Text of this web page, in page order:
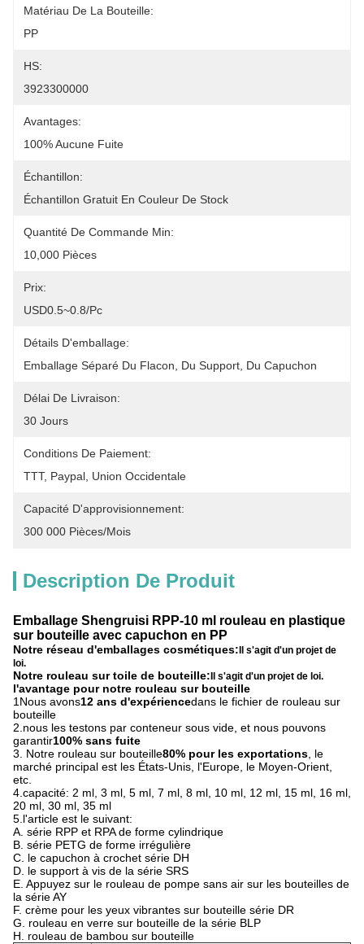
Matériau De La Bouteille:
PP
HS:
3923300000
Avantages:
100% Aucune Fuite
Échantillon:
Échantillon Gratuit En Couleur De Stock
Quantité De Commande Min:
10,000 Pièces
Prix:
USD0.5~0.8/pc
Détails D'emballage:
Emballage Séparé Du Flacon, Du Support, Du Capuchon
Délai De Livraison:
30 Jours
Conditions De Paiement:
TTT, Paypal, Union Occidentale
Capacité D'approvisionnement:
300 000 Pièces/mois
Description De Produit
Emballage Shengruisi RPP-10 ml rouleau en plastique
sur bouteille avec capuchon en PP
Notre réseau d'emballages cosmétiques: Il s'agit d'un projet de
loi.
Notre rouleau sur toile de bouteille: Il s'agit d'un projet de loi.
l'avantage pour notre rouleau sur bouteille
1Nous avons12 ans d'expériencedans le fichier de rouleau sur
bouteille
2.nous les testons par conteneur sous vide, et nous pouvons
garantir100% sans fuite
3. Notre rouleau sur bouteille80% pour les exportations , le
marché principal est les États-Unis, l'Europe, le Moyen-Orient,
etc.
4.capacité: 2 ml, 3 ml, 5 ml, 7 ml, 8 ml, 10 ml, 12 ml, 15 ml, 16 ml,
20 ml, 30 ml, 35 ml
5.l'article est le suivant:
A. série RPP et RPA de forme cylindrique
B. série PETG de forme irrégulière
C. le capuchon à crochet série DH
D. le support à vis de la série SRS
E. Appuyez sur le rouleau de pompe sans air sur les bouteilles de
la série AY
F. crème pour les yeux vibrantes sur bouteille série DR
G. rouleau en verre sur bouteille de la série BLP
H. rouleau de bambou sur bouteille